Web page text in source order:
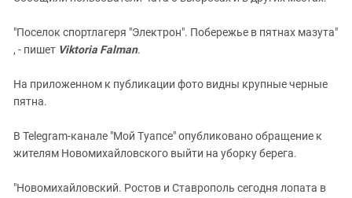
"Поселок спортлагеря "Электрон". Побережье в пятнах мазута"
, - пишет Viktoria Falman.
На приложенном к публикации фото видны крупные черные
пятна.
В Telegram-канале "Мой Туапсе" опубликовано обращение к
жителям Новомихайловского выйти на уборку берега.
"Новомихайловский. Ростов и Ставрополь сегодня лопата в